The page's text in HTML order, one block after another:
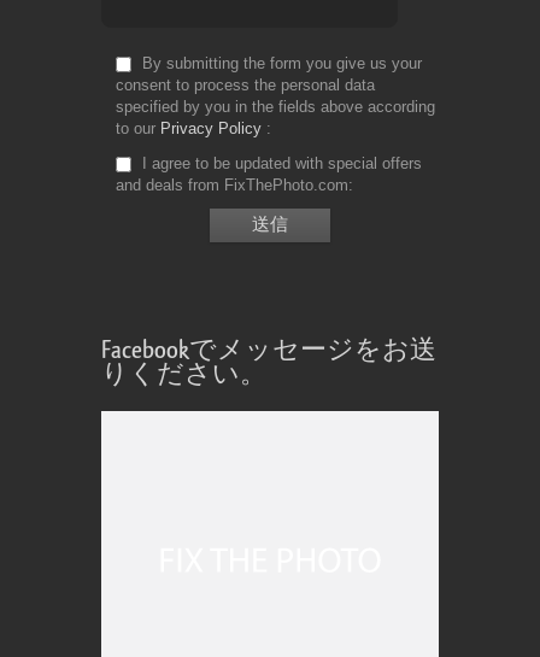
By submitting the form you give us your
consent to process the personal data
specified by you in the fields above according
to our Privacy Policy
I agree to be updated with special offers
and deals from FixThePhoto.com
Facebookでメッセージをお送
りください。